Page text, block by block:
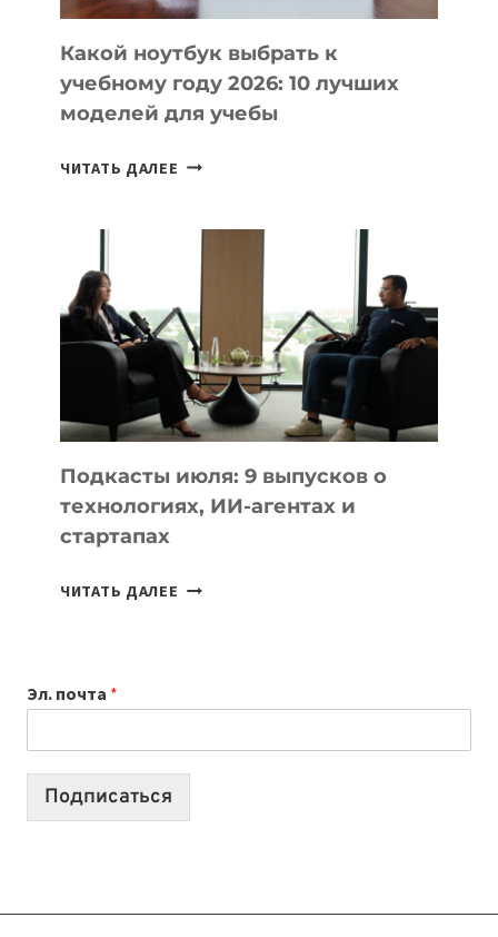
КОДА
Какой ноутбук выбрать к
учебному году 2026: 10 лучших
моделей для учебы
ЧИТАТЬ ДАЛЕЕ КАКОЙ
УЧЕБНОМУ
ГОДУ
2026:
10
ЛУЧШИХ
МОДЕЛЕЙ
ДЛЯ
УЧЕБЫ
Подкасты июля: 9 выпусков о
технологиях, ИИ-агентах и
стартапах
ЧИТАТЬ ДАЛЕЕ ПОДКАСТЫ
ИИ-
АГЕНТАХ
Эл. почта *
Подписаться